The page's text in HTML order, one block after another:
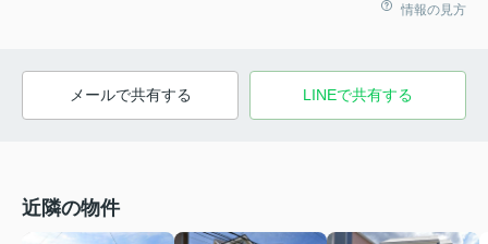
情報の見方
メールで共有する LINEで共有する
近隣の物件